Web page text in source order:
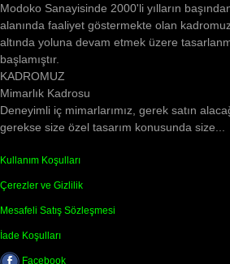
Modoko Sanayisinde 2000'li yılların
alanında faaliyet göstermekte olan
altında yoluna devam etmek üzere
başlamıştır.
KADROMUZ
Mimarlık Kadrosu
Deneyimli iç mimarlarımız, gerek satın
gerekse size özel tasarım konusunda size...
Kullanım Koşulları
Çerezler ve Gizlilik
Mesafeli Satış Sözleşmesi
İade Koşulları
Facebook